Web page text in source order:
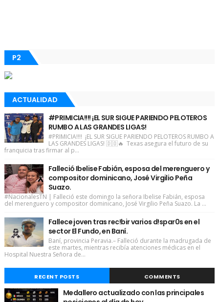
P2
ACTUALIDAD
#PRIMICIA!!!! ¡EL SUR SIGUE PARIENDO PELOTEROS
RUMBO A LAS GRANDES LIGAS!
#PRIMICIA!!!! ¡EL SUR SIGUE PARIENDO PELOTEROS RUMBO A
LAS GRANDES LIGAS! 🇩🇴🔥 Texas asegura el futuro de su
franquicia tras firmar al p...
Falleció Ibelise Fabián, esposa del merenguero y
compositor dominicano, José Virgilio Peña
Suazo.
#NacionalesTN | Falleció este domingo la señora Ibelise Fabián, esposa
del merenguero y compositor dominicano, José Virgilio Peña Suazo. La ...
Fallece joven tras rec!bir varios d!spar0s en el
sector El Fundo, en Baní.
Baní, provincia Peravia.– Falleció durante la madrugada de
este martes, mientras recibía atenciones médicas en el
Hospital Nuestra Señora de...
RECENT POSTS COMMENTS
Medallero actualizado con las principales